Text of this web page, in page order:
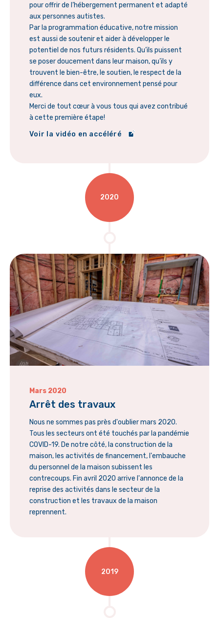
pour offrir de l’hébergement permanent et adapté
aux personnes autistes.
Par la programmation éducative, notre mission
est aussi de soutenir et aider à développer le
potentiel de nos futurs résidents. Qu’ils puissent
se poser doucement dans leur maison, qu’ils y
trouvent le bien-être, le soutien, le respect de la
différence dans cet environnement pensé pour
eux.
Merci de tout cœur à vous tous qui avez contribué
à cette première étape!
Voir la vidéo en accéléré
2020
Mars 2020
Arrêt des travaux
Nous ne sommes pas près d'oublier mars 2020.
Tous les secteurs ont été touchés par la pandémie
COVID-19. De notre côté, la construction de la
maison, les activités de financement, l'embauche
du personnel de la maison subissent les
contrecoups. Fin avril 2020 arrive l'annonce de la
reprise des activités dans le secteur de la
construction et les travaux de la maison
reprennent.
2019